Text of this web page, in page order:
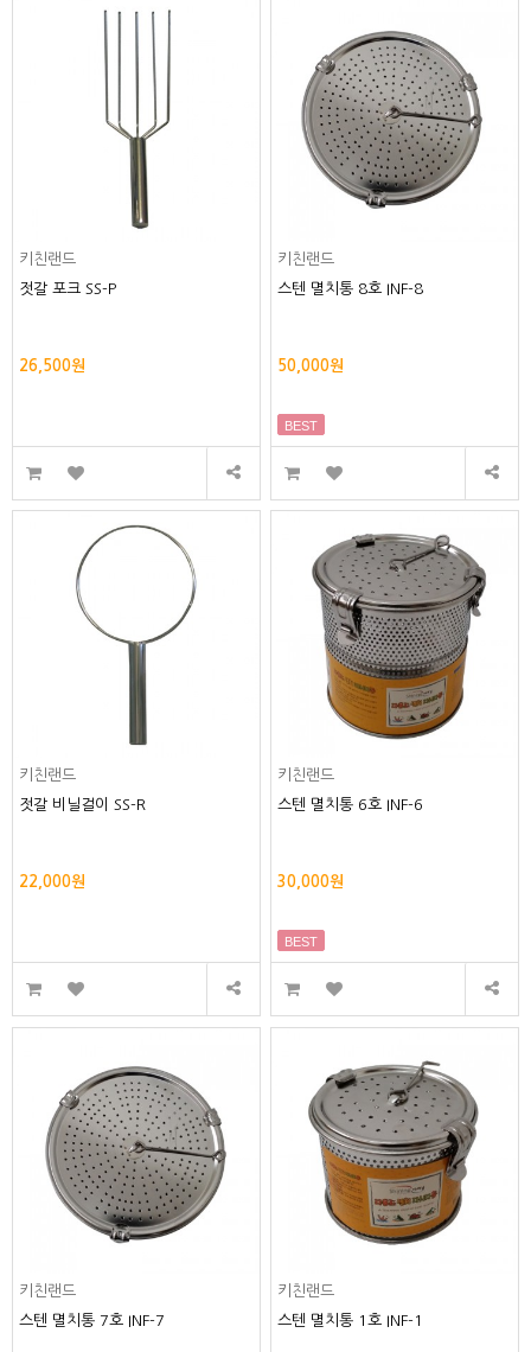
키친랜드
젓갈 포크 SS-P
26,500원
키친랜드
스텐 멸치통 8호 INF-8
50,000원
BEST
키친랜드
젓갈 비닐걸이 SS-R
22,000원
키친랜드
스텐 멸치통 6호 INF-6
30,000원
BEST
키친랜드
스텐 멸치통 7호 INF-7
키친랜드
스텐 멸치통 1호 INF-1